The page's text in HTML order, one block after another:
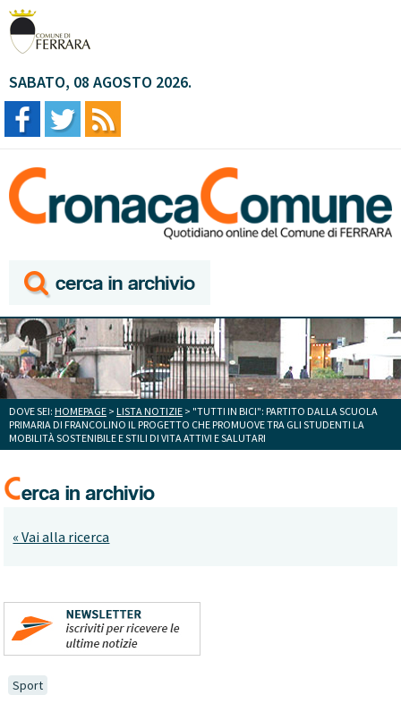
SABATO, 08 AGOSTO 2026.
DOVE SEI: HOMEPAGE > LISTA NOTIZIE > "TUTTI IN BICI": PARTITO DALLA SCUOLA
PRIMARIA DI FRANCOLINO IL PROGETTO CHE PROMUOVE TRA GLI STUDENTI LA
MOBILITÀ SOSTENIBILE E STILI DI VITA ATTIVI E SALUTARI
« Vai alla ricerca
Sport